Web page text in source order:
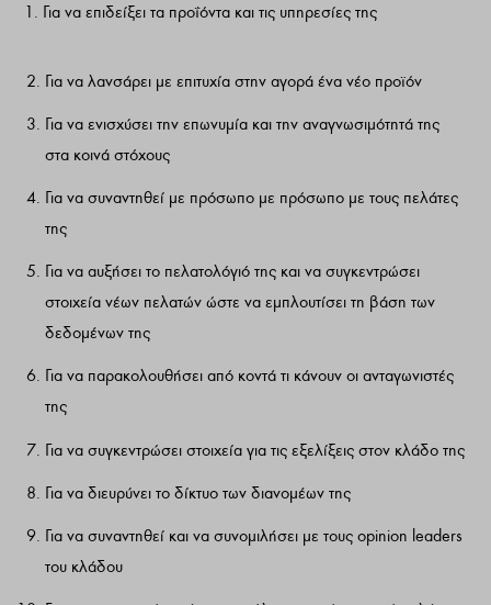
1. Για να επιδείξει τα προΐόντα και τις υπηρεσίες της
Για να λανσάρει με επιτυχία στην αγορά ένα νέο προϊόν
Για να ενισχύσει την επωνυμία και την αναγνωσιμότητά της
στα κοινά στόχους
Για να συναντηθεί με πρόσωπο με πρόσωπο με τους πελάτες
της
Για να αυξήσει το πελατολόγιό της και να συγκεντρώσει
στοιχεία νέων πελατών ώστε να εμπλουτίσει τη βάση των
δεδομένων της
Για να παρακολουθήσει από κοντά τι κάνουν οι ανταγωνιστές
της
Για να συγκεντρώσει στοιχεία για τις εξελίξεις στον κλάδο της
Για να διευρύνει το δίκτυο των διανομέων της
Για να συναντηθεί και να συνομιλήσει με τους opinion leaders
του κλάδου